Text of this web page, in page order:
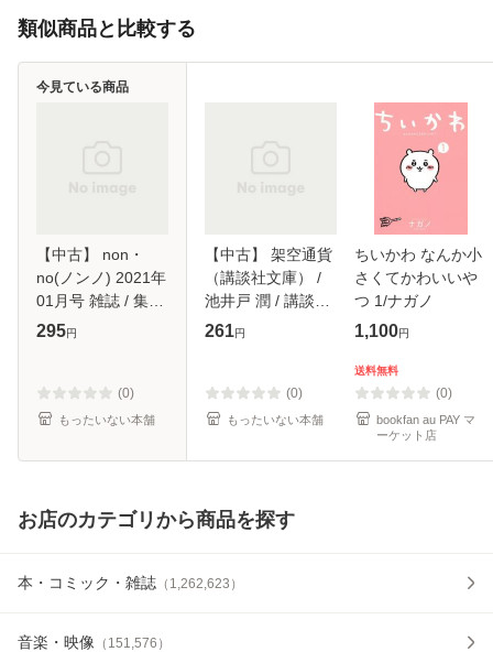
類似商品と比較する
【中古】 non・
no(ノンノ) 2021年
01月号 雑誌 / 集英
社 [雑誌]【メール
295円
(0)
もったいない本舗
今見ている商品
【中古】 架空通貨
（講談社文庫） /
池井戸 潤 / 講談社
[文庫]【メール便送
261円
(0)
もったいない本舗
ちいかわ なんか小
さくてかわいいや
つ 1/ナガノ
1,100円
送料無料
(0)
bookfan au PAY マ
ーケット店
お店のカテゴリから商品を探す
本・コミック・雑誌 （ 1,262,623 ）
音楽・映像 （ 151,576 ）